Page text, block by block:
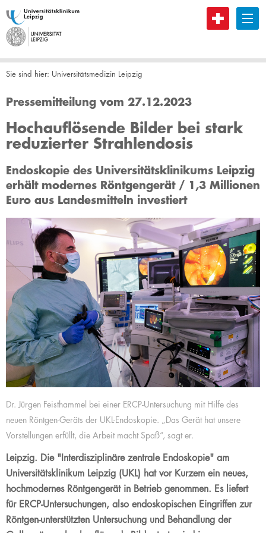
B
Sie sind hier: Universitätsmedizin Leipzig
Pressemitteilung vom 27.12.2023
Hochauflösende Bilder bei stark
reduzierter Strahlendosis
Endoskopie des Universitätsklinikums Leipzig
erhält modernes Röntgengerät / 1,3 Millionen
Euro aus Landesmitteln investiert
Dr. Jürgen Feisthammel bei einer ERCP-Untersuchung mit Hilfe des
neuen Röntgen-Geräts der UKL-Endoskopie. „Das Gerät hat unsere
Vorstellungen erfüllt, die Arbeit macht Spaß“, sagt er.
Leipzig. Die "Interdisziplinäre zentrale Endoskopie" am
Universitätsklinikum Leipzig (UKL) hat vor Kurzem ein neues,
hochmodernes Röntgengerät in Betrieb genommen. Es liefert
für ERCP-Untersuchungen, also endoskopischen Eingriffen zur
Röntgen-unterstützten Untersuchung und Behandlung der